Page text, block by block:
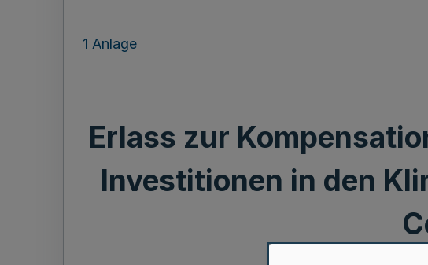
1 Anlage
Erlass zur
Investitionen in den